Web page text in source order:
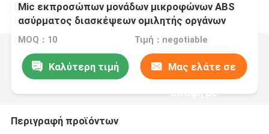
Mic εκπροσώπων μονάδων μικροφώνων ABS
ασύρματος διασκέψεων ομιλητής οργάνων
ελέγχου συστημάτων υψηλής πιστότητας
MOQ：10 Τιμή：negotiable
Καλύτερη τιμή Μας ελάτε σε
επαφή με
Περιγραφή προϊόντων